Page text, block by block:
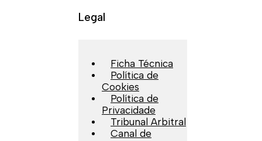
Legal
Ficha Técnica
Política de
Cookies
Política de
Privacidade
Tribunal Arbitral
Canal de